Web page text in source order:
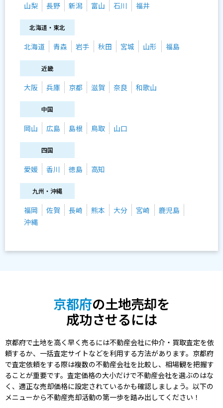
山梨 長野 新潟 富山 石川 福井
北海道・東北
北海道 青森 岩手 秋田 宮城 山形 福島
近畿
大阪 兵庫 京都 滋賀 奈良 和歌山
中国
岡山 広島 島根 鳥取 山口
四国
愛媛 香川 徳島 高知
九州・沖縄
福岡 佐賀 長崎 熊本 大分 宮崎
鹿児島
沖縄
京都府の土地売却を
成功させるには
京都府で土地を高く早く売るには不動産会社に仲介・買取査定を依
頼するか、一括査定サイトなどを利用する方法があります。京都府
で査定依頼をする際は複数の不動産会社を比較し、相場観を把握す
ることが重要です。査定価格の大小だけで不動産会社を選ぶのはな
く、適正な売却価格に設定されているかも確認しましょう。以下の
メニューから不動産売却活動の第一歩を踏み出してください！